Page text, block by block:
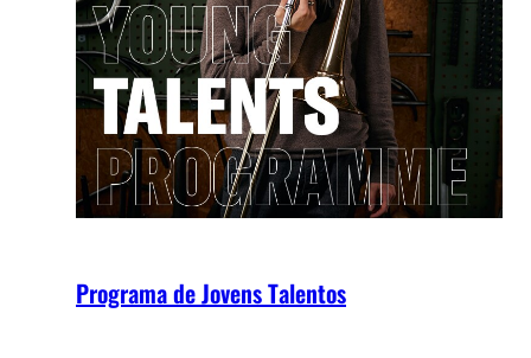
Programa de Jovens Talentos